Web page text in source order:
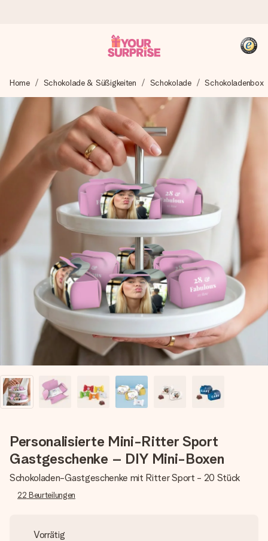
Wir bereiten dein Geschenk sorgfältig vor und schicken es
blitzschnell – damit du es genau zum richtigen Zeitpunkt
überreichen kannst, wenn es am meisten zählt.
4,8 (basierend auf +15.000 Bewertungen)
Unsere Geschenke begeistern. Kunden bewerten uns mit
4,8 bei Google Reviews (Gesamtergebnis aller Länder, in
die wir versenden).
+49 39292 929695
Montag - Freitag : 8:30 - 17:00 Uhr
Samstag - Sonntag : 8:30 - 13:00 Uhr
Home Schokolade & Süßigkeiten Schokolade Schokoladenbox
Personalisierte Mini-Ritter Sport
Gastgeschenke – DIY Mini-Boxen
Schokoladen-Gastgeschenke mit Ritter Sport - 20 Stück
22 Beurteilungen
Vorrätig